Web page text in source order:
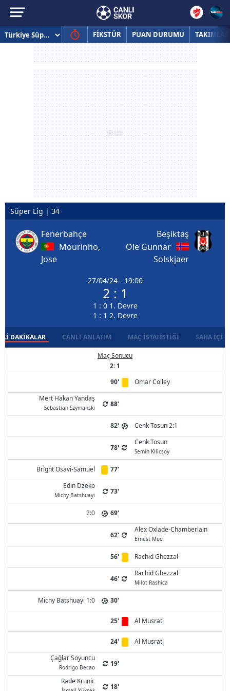
FİKSTÜR PUAN DURUMU TAKIMLAR
Süper Lig | 34
Fenerbahçe
Mourinho,
Jose
27/04/24 - 19:00
2 : 1
1 : 0 1. Devre
1 : 1 2. Devre
Beşiktaş
Ole Gunnar
Solskjaer
DAKIKALAR CANLI ANLATIM MAÇ İSTATISTIĞI SAHA İÇI
Maç Sonucu
2: 1
90'
Omar Colley
Mert Hakan Yandaş
Sebastian Szymanski 88'
82' Cenk Tosun 2:1
78'
Cenk Tosun
Semih Kilicsoy
Bright Osavi-Samuel
77'
Edin Dzeko
Michy Batshuayi 73'
2:0 69'
62'
Alex Oxlade-Chamberlain
Ernest Muci
56' Rachid Ghezzal
46'
Rachid Ghezzal
Milot Rashica
Michy Batshuayi 1:0 30'
25' Al Musrati
24'
Al Musrati
Çağlar Soyuncu
Rodrigo Becao
19'
Rade Krunic
18'